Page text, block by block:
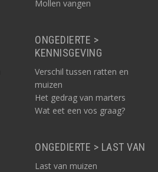
Mollen vangen
ONGEDIERTE >
KENNISGEVING
Verschil tussen ratten en
muizen
Het gedrag van marters
Wat eet een vos graag?
ONGEDIERTE > LAST VAN
Last van muizen